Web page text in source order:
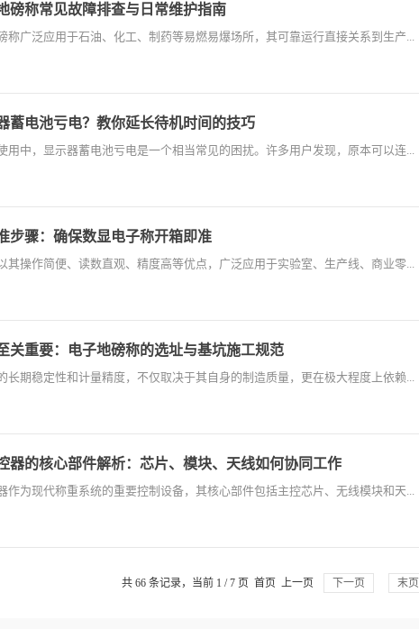
磅称常见故障排查与日常维护指南
称广泛应用于石油、化工、制药等易燃易爆场所，其可靠运行直接关系到生产...
蓄电池亏电？教你延长待机时间的技巧
用中，显示器蓄电池亏电是一个相当常见的困扰。许多用户发现，原本可以连...
步骤：确保数显电子称开箱即准
其操作简便、读数直观、精度高等优点，广泛应用于实验室、生产线、商业零...
关重要：电子地磅称的选址与基坑施工规范
长期稳定性和计量精度，不仅取决于其自身的制造质量，更在极大程度上依赖...
器的核心部件解析：芯片、模块、天线如何协同工作
作为现代称重系统的重要控制设备，其核心部件包括主控芯片、无线模块和天...
共 66 条记录，当前 1 / 7 页 首页 上一页 下一页 末页